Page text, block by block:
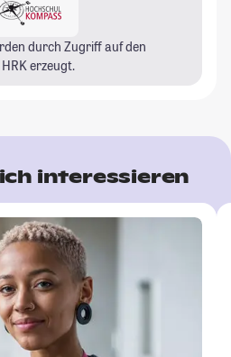
durch Zugriff auf den
erzeugt.
interessieren